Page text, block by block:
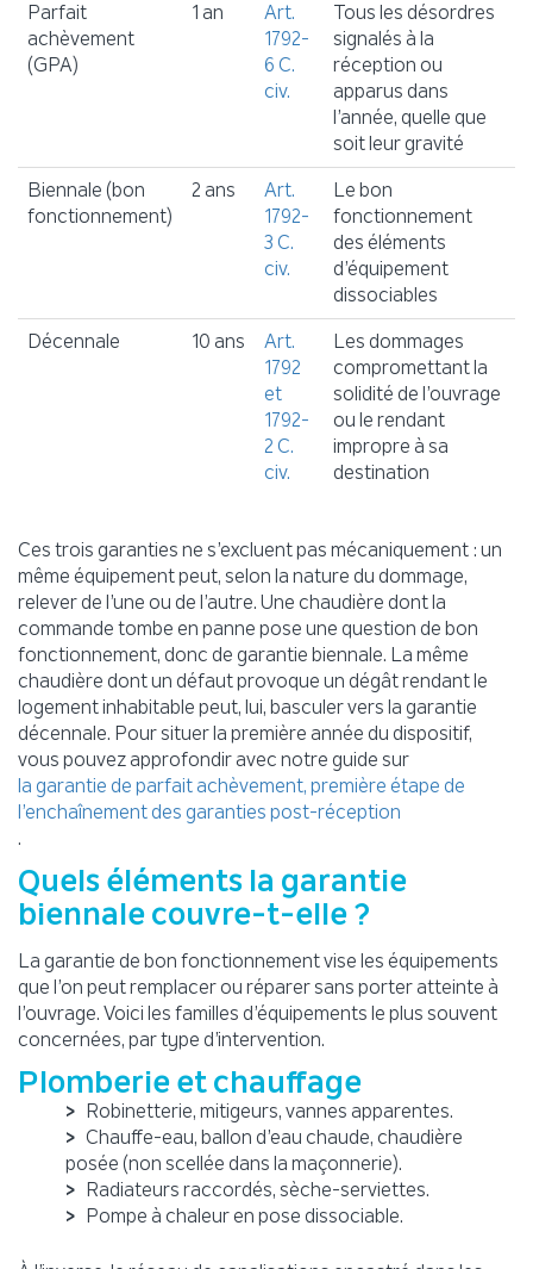
Parfait
achèvement
(GPA)
1 an
Art.
1792-
6 C.
civ.
Tous les désordres
signalés à la
réception ou
apparus dans
l’année, quelle que
soit leur gravité
Biennale (bon
fonctionnement)
2 ans
Art.
1792-
3 C.
civ.
Le bon
fonctionnement
des éléments
d’équipement
dissociables
Décennale 10 ans
Art.
1792
et
1792-
2 C.
civ.
Les dommages
compromettant la
solidité de l’ouvrage
ou le rendant
impropre à sa
destination
Ces trois garanties ne s’excluent pas mécaniquement : un
même équipement peut, selon la nature du dommage,
relever de l’une ou de l’autre. Une chaudière dont la
commande tombe en panne pose une question de bon
fonctionnement, donc de garantie biennale. La même
chaudière dont un défaut provoque un dégât rendant le
logement inhabitable peut, lui, basculer vers la garantie
décennale. Pour situer la première année du dispositif,
vous pouvez approfondir avec notre guide sur
la garantie de parfait achèvement, première étape de
l’enchaînement des garanties post-réception
.
Quels éléments la garantie
biennale couvre-t-elle ?
La garantie de bon fonctionnement vise les équipements
que l’on peut remplacer ou réparer sans porter atteinte à
l’ouvrage. Voici les familles d’équipements le plus souvent
concernées, par type d’intervention.
Plomberie et chauffage
Robinetterie, mitigeurs, vannes apparentes.
Chauffe-eau, ballon d’eau chaude, chaudière
posée (non scellée dans la maçonnerie).
Radiateurs raccordés, sèche-serviettes.
Pompe à chaleur en pose dissociable.